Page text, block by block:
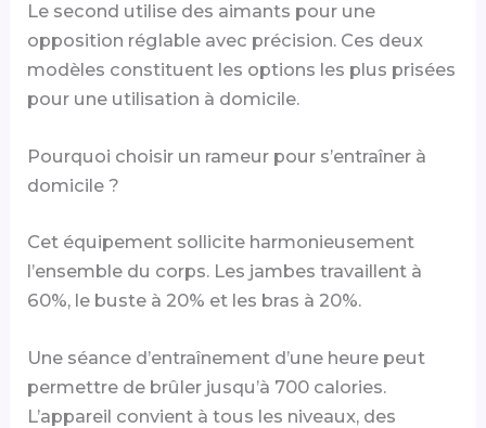
Le second utilise des aimants pour une
opposition réglable avec précision. Ces deux
modèles constituent les options les plus prisées
pour une utilisation à domicile.
Pourquoi choisir un rameur pour s’entraîner à
domicile ?
Cet équipement sollicite harmonieusement
l’ensemble du corps. Les jambes travaillent à
60%, le buste à 20% et les bras à 20%.
Une séance d’entraînement d’une heure peut
permettre de brûler jusqu’à 700 calories.
L’appareil convient à tous les niveaux, des